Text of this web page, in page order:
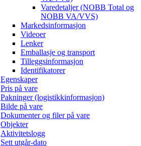
Varedetaljer (NOBB Total og
NOBB VA/VVS)
Markedsinformasjon
Videoer
Lenker
Emballasje og transport
Tilleggsinformasjon
Identifikatorer
Egenskaper
Pris på vare
Pakninger (logistikkinformasjon)
Bilde på vare
Dokumenter og filer på vare
Objekter
Aktivitetslogg
Sett utgår-dato